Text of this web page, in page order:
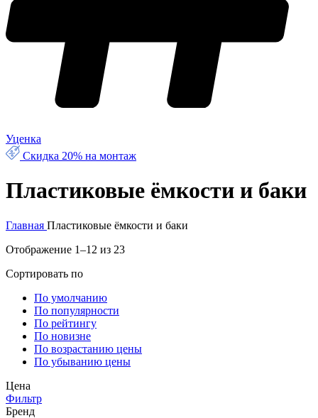
Уценка
Скидка 20% на монтаж
Пластиковые ёмкости и баки
Главная Пластиковые ёмкости и баки
Отображение 1–12 из 23
Сортировать по
По умолчанию
По популярности
По рейтингу
По новизне
По возрастанию цены
По убыванию цены
Цена
Фильтр
Бренд